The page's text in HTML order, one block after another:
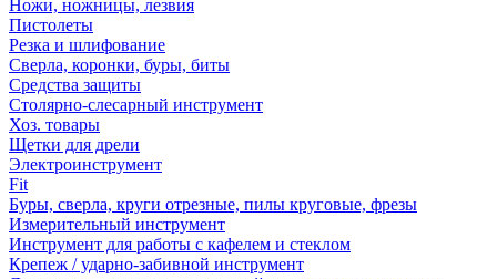
Ножи, ножницы, лезвия
Пистолеты
Резка и шлифование
Сверла, коронки, буры, биты
Средства защиты
Столярно-слесарный инструмент
Хоз. товары
Щетки для дрели
Электроинструмент
Fit
Буры, сверла, круги отрезные, пилы круговые, фрезы
Измерительный инструмент
Инструмент для работы с кафелем и стеклом
Крепеж / ударно-забивной инструмент